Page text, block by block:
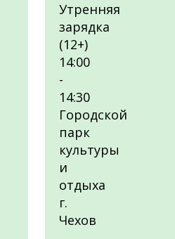
Утренняя
зарядка
(12+)
14:00
-
14:30
Городской
парк
культуры
и
отдыха
г.
Чехов